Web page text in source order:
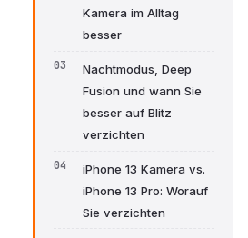
Kamera im Alltag
besser
Nachtmodus, Deep
Fusion und wann Sie
besser auf Blitz
verzichten
iPhone 13 Kamera vs.
iPhone 13 Pro: Worauf
Sie verzichten